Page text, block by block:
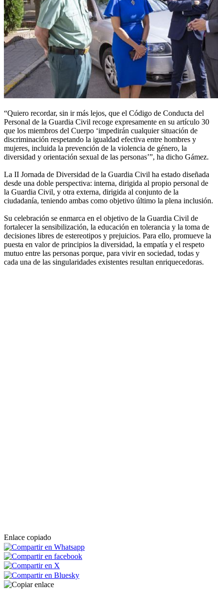
“Quiero recordar, sin ir más lejos, que el Código de Conducta del
Personal de la Guardia Civil recoge expresamente en su artículo 30
que los miembros del Cuerpo ‘impedirán cualquier situación de
discriminación respetando la igualdad efectiva entre hombres y
mujeres, incluida la prevención de la violencia de género, la
diversidad y orientación sexual de las personas’”, ha dicho Gámez.
La II Jornada de Diversidad de la Guardia Civil ha estado diseñada
desde una doble perspectiva: interna, dirigida al propio personal de
la Guardia Civil, y otra externa, dirigida al conjunto de la
ciudadanía, teniendo ambas como objetivo último la plena inclusión.
Su celebración se enmarca en el objetivo de la Guardia Civil de
fortalecer la sensibilización, la educación en tolerancia y la toma de
decisiones libres de estereotipos y prejuicios. Para ello, promueve la
puesta en valor de principios la diversidad, la empatía y el respeto
mutuo entre las personas porque, para vivir en sociedad, todas y
cada una de las singularidades existentes resultan enriquecedoras.
Enlace copiado